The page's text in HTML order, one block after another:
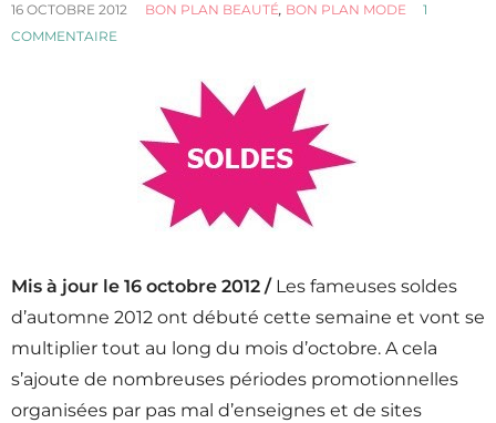
16 OCTOBRE 2012 BON PLAN BEAUTÉ, BON PLAN MODE
1
COMMENTAIRE
Mis à jour le 16 octobre 2012 / Les fameuses soldes
d’automne 2012 ont débuté cette semaine et vont se
multiplier tout au long du mois d’octobre. A cela
s’ajoute de nombreuses périodes promotionnelles
organisées par pas mal d’enseignes et de sites